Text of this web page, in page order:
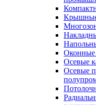
Оконные
Осевые
Осевые